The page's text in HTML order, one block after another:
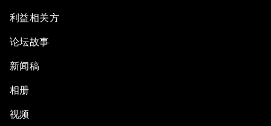
利益相关方
论坛故事
新闻稿
相册
视频